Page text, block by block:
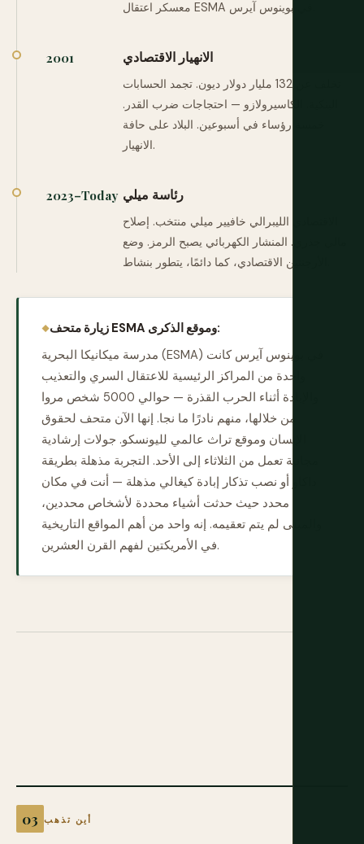
2001 الانهيار الاقتصادي
تخلف عن 132 مليار دولار ديون. تجمد الحسابات
البنكية. الكاسيرولازو — احتجاجات ضرب القدر.
خمسة رؤساء في أسبوعين. البلاد على حافة
الانهيار.
2023–Today رئاسة ميلي
الاقتصادي الليبرالي خافيير ميلي منتخب. إصلاح
مالي جذري. المنشار الكهربائي يصبح الرمز. وضع
زيارة متحف ESMA وموقع الذكرى:
مدرسة ميكانيكا البحرية (ESMA) في بوينوس آيرس كانت
واحدة من المراكز الرئيسية للاعتقال السري والتعذيب
والإبادة أثناء الحرب القذرة — حوالي 5000 شخص مروا
من خلالها، منهم نادرًا ما نجا. إنها الآن متحف لحقوق
الإنسان وموقع تراث عالمي لليونسكو. جولات إرشادية
مجانية تعمل من الثلاثاء إلى الأحد. التجربة مذهلة بطريقة
داكاو أو نصب تذكار إبادة كيغالي مذهلة — أنت في مكان
محدد حيث حدثت أشياء محددة لأشخاص محددين،
والمبنى لم يتم تعقيمه. إنه واحد من أهم المواقع التاريخية
في الأمريكتين لفهم القرن العشرين.
أين تذهب